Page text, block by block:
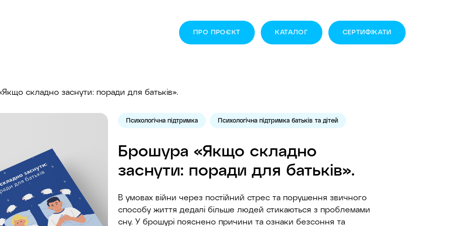
ПРО ПРОЄКТ КАТАЛОГ CЕРТИФІКАТИ
складно заснути: поради для батьків».
Психологічна підтримка Психологічна підтримка батьків та дітей
Брошура «Якщо складно
заснути: поради для батьків».
В умовах війни через постійний стрес та порушення звичного
способу життя дедалі більше людей стикаються з проблемами
сну. У брошурі пояснено причини та ознаки безсоння та